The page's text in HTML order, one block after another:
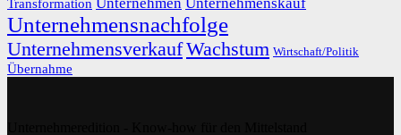
Transformation
Unternehmensnachfolge
UnternehmensverkaufWachstum Wirtschaft/Politik
Übernahme